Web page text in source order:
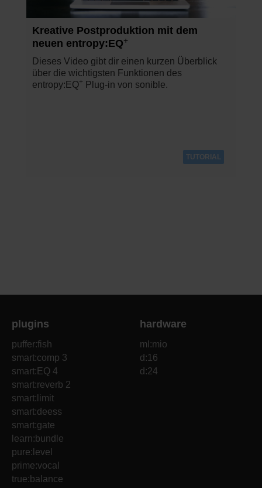
Kreative Postproduktion mit dem
neuen entropy:EQ+
Dieses Video gibt dir einen kurzen Überblick
über die wichtigsten Funktionen des
entropy:EQ+ Plug-in von sonible.
TUTORIAL
plugins
puffer:fish
smart:comp 3
smart:EQ 4
smart:reverb 2
smart:limit
smart:deess
smart:gate
learn:bundle
pure:level
prime:vocal
true:balance
hardware
ml:mio
d:16
d:24